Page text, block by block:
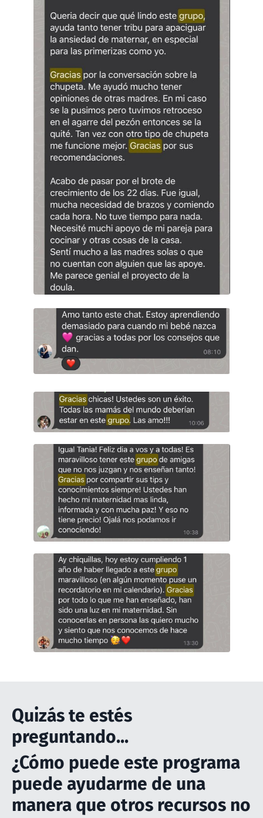
Quizás te estés
preguntando...
¿Cómo puede este programa
puede ayudarme de una
manera que otros recursos no